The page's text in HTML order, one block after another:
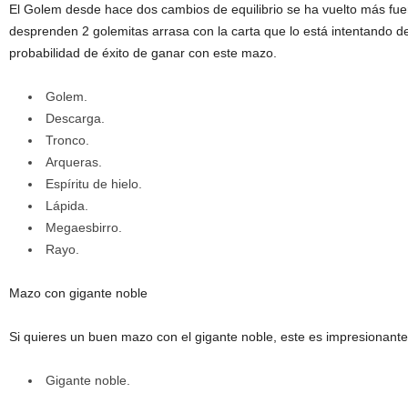
El Golem desde hace dos cambios de equilibrio se ha vuelto más
desprenden 2 golemitas arrasa con la carta que lo está intentando
probabilidad de éxito de ganar con este mazo.
Golem.
Descarga.
Tronco.
Arqueras.
Espíritu de hielo.
Lápida.
Megaesbirro.
Rayo.
Mazo con gigante noble
Si quieres un buen mazo con el gigante noble, este es
Gigante noble.